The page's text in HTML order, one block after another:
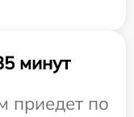
минут
приедет по